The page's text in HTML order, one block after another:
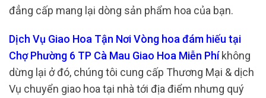
đẳng cấp mang lại dòng sản phẩm hoa của bạn.
Dịch Vụ Giao Hoa Tận Nơi Vòng hoa đám hiếu tại
Chợ Phường 6 TP Cà Mau Giao Hoa Miễn Phíkhông
dừng lại ở đó, chúng tôi cung cấp Thương Mại & dịch
Vụ chuyển giao hoa tại nhà tới địa điểm nhưng quý